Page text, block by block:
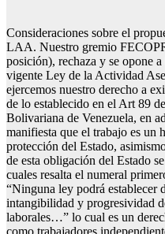
Consideraciones sobre el
LAA. Nuestro gremio
posición), rechaza y se opone
vigente Ley de la Actividad
ejercemos nuestro derecho a
de lo establecido en el Art 89
Bolivariana de Venezuela, en
manifiesta que el trabajo es un
protección del Estado,
de esta obligación del Estado
cuales resalta el numeral
“Ninguna ley podrá establecer
intangibilidad y progresividad
laborales…” lo cual es un